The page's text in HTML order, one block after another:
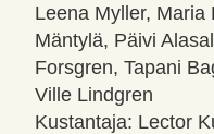
Leena Myller, Maria
Mäntylä, Päivi
Forsgren, Tapani
Ville Lindgren
Kustantaja: Lector